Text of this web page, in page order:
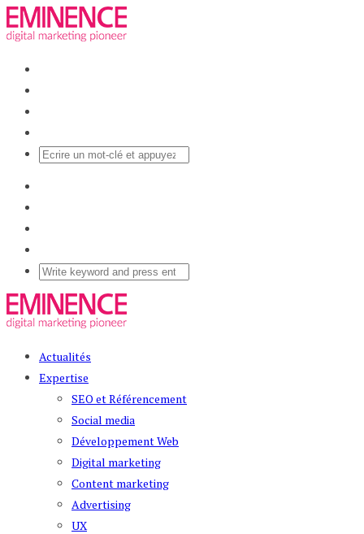
Actualités
Expertise
SEO et Référencement
Social media
Développement Web
Digital marketing
Content marketing
Advertising
UX